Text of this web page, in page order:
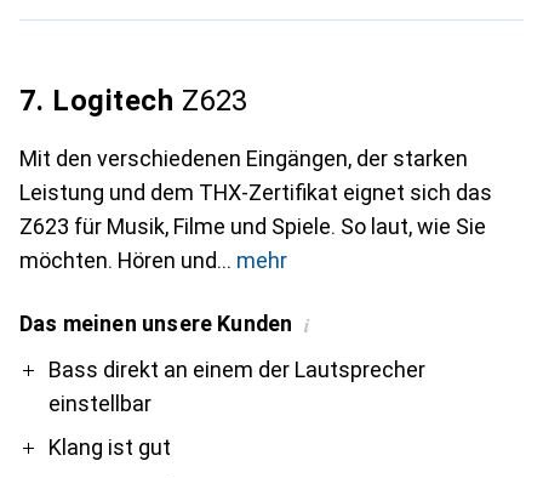
7. Logitech Z623
Mit den verschiedenen Eingängen, der starken
Leistung und dem THX-Zertifikat eignet sich das
Z623 für Musik, Filme und Spiele. So laut, wie Sie
möchten. Hören und
mehr
Das meinen unsere Kunden i
ProBass direkt an einem der Lautsprecher
einstellbar
Klang ist gut
Contra